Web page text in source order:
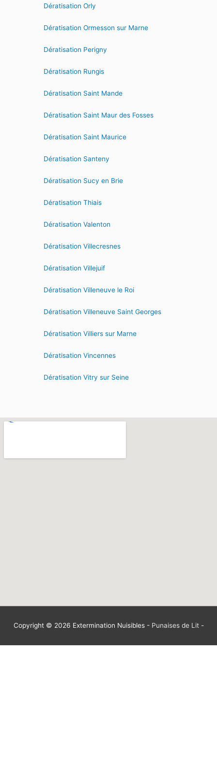
Dératisation Orly
Dératisation Ormesson sur Marne
Dératisation Perigny
Dératisation Rungis
Dératisation Saint Mande
Dératisation Saint Maur des Fosses
Dératisation Saint Maurice
Dératisation Santeny
Dératisation Sucy en Brie
Dératisation Thiais
Dératisation Valenton
Dératisation Villecresnes
Dératisation Villejuif
Dératisation Villeneuve le Roi
Dératisation Villeneuve Saint Georges
Dératisation Villiers sur Marne
Dératisation Vincennes
Dératisation Vitry sur Seine
Copyright © 2026 Extermination Nuisibles- Punaises de Lit-